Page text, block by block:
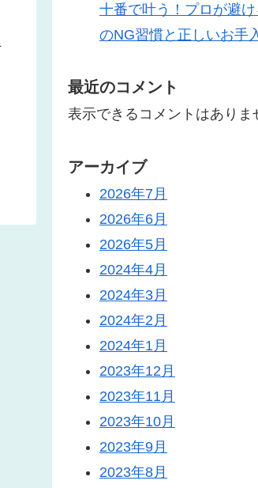
十番で叶う！プロが避
のNG習慣と正しいお手
最近のコメント
表示できるコメントはありま
アーカイブ
2026年7月
2026年6月
2026年5月
2024年4月
2024年3月
2024年2月
2024年1月
2023年12月
2023年11月
2023年10月
2023年9月
2023年8月